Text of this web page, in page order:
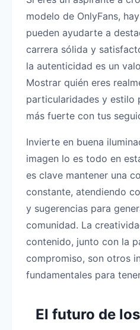
modelo de OnlyFans,
pueden ayudarte a
carrera sólida y
la autenticidad es un
Mostrar quién eres
particularidades y estilo
más fuerte con tus
Invierte en buena
imagen lo es todo en
es clave mantener una
constante, atendiendo
y sugerencias para
comunidad. La
contenido, junto con la
compromiso, son otros
fundamentales para
El futuro de